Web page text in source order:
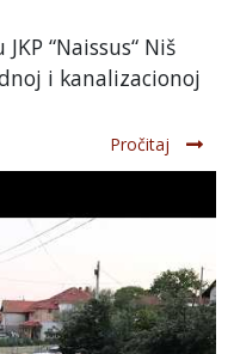
“Naissus“ Niš
i kanalizacionoj
Pročitaj